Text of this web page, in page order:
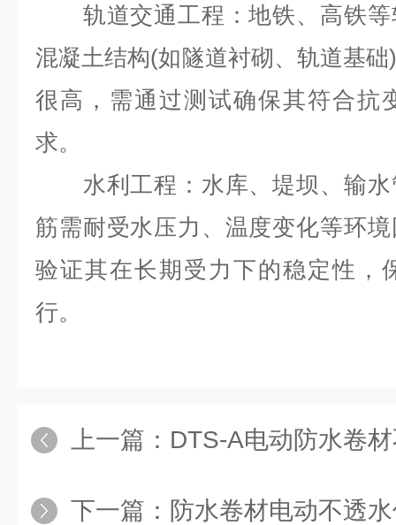
轨道交通工程：地铁、高铁等
混凝土结构(如隧道衬砌、轨道基
很高，需通过测试确保其符合抗
求。
水利工程：水库、堤坝、输水
筋需耐受水压力、温度变化等环
验证其在长期受力下的稳定性，
行。
上一篇： DTS-A电动防水卷
下一篇： 防水卷材电动不透